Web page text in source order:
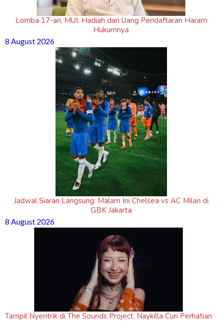
Lomba 17-an, MUI: Hadiah dari Uang Pendaftaran Haram
Hukumnya
8 August 2026
Jadwal Siaran Langsung: Malam Ini Chelsea vs AC Milan di
GBK Jakarta
8 August 2026
Tampil Nyentrik di The Sounds Project, Naykilla Curi Perhatian